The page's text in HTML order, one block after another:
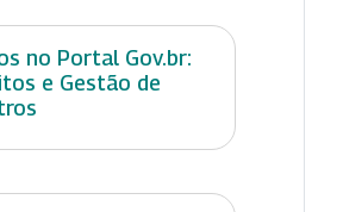
no Portal Gov.br:
e Gestão de